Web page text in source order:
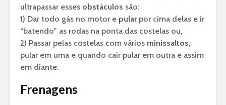
ultrapassar esses obstáculos são:
1) Dar todo gás no motor e pularpor cima delas e ir
“batendo” as rodas na ponta das costelas ou,
2) Passar pelas costelas com vários minissaltos,
pular em uma e quando cair pular em outra e assim
em diante.
Frenagens